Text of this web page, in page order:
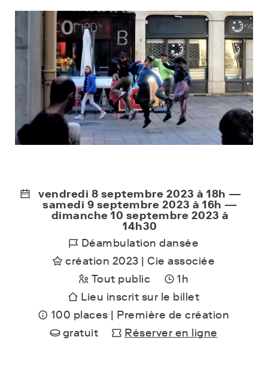
vendredi 8 septembre 2023 à 18h —
samedi 9 septembre 2023 à 16h —
dimanche 10 septembre 2023 à
14h30
Déambulation dansée
création 2023 | Cie associée
Tout public
1h
Lieu inscrit sur le billet
100 places | Première de création
gratuit
Réserver en ligne